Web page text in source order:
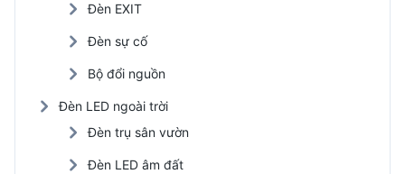
Đèn EXIT
Đèn sự cố
Bộ đổi nguồn
Đèn LED ngoài trời
Đèn trụ sân vườn
Đèn LED âm đất